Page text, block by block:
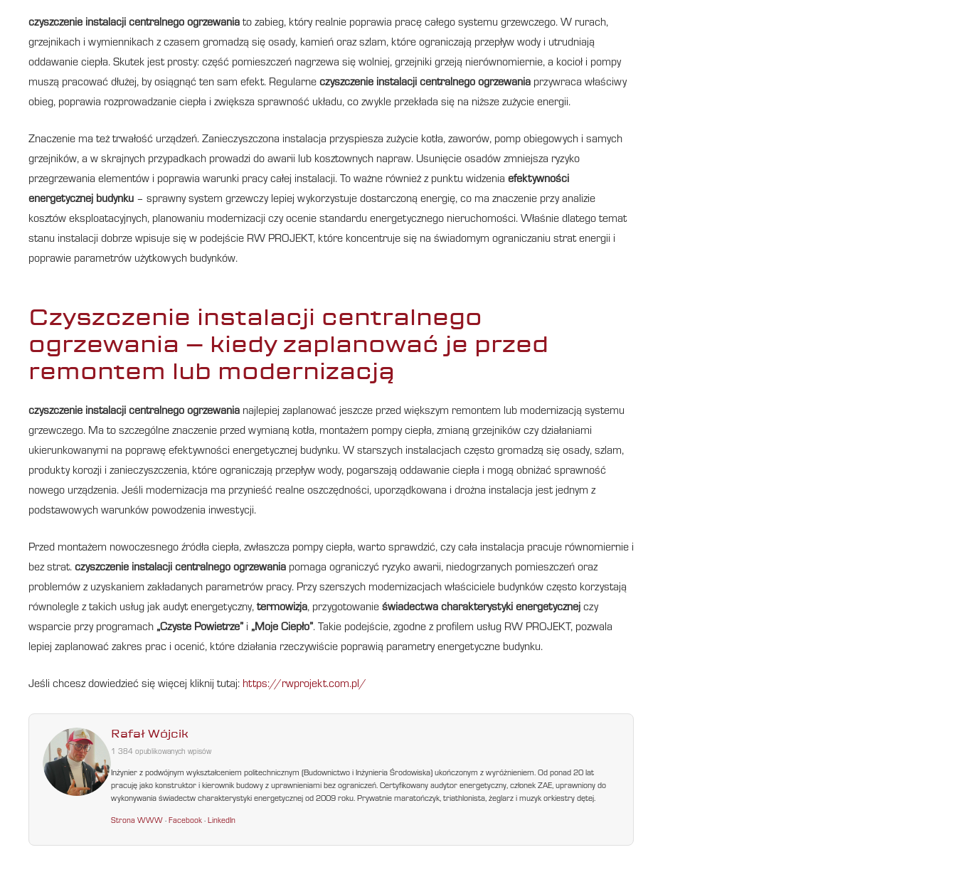
czyszczenie instalacji centralnego ogrzewania to zabieg, który realnie poprawia pracę całego systemu grzewczego. W rurach,
grzejnikach i wymiennikach z czasem gromadzą się osady, kamień oraz szlam, które ograniczają przepływ wody i utrudniają
oddawanie ciepła. Skutek jest prosty: część pomieszczeń nagrzewa się wolniej, grzejniki grzeją nierównomiernie, a kocioł i pompy
muszą pracować dłużej, by osiągnąć ten sam efekt. Regularne czyszczenie instalacji centralnego ogrzewania przywraca właściwy
obieg, poprawia rozprowadzanie ciepła i zwiększa sprawność układu, co zwykle przekłada się na niższe zużycie energii.
Znaczenie ma też trwałość urządzeń. Zanieczyszczona instalacja przyspiesza zużycie kotła, zaworów, pomp obiegowych i samych
grzejników, a w skrajnych przypadkach prowadzi do awarii lub kosztownych napraw. Usunięcie osadów zmniejsza ryzyko
przegrzewania elementów i poprawia warunki pracy całej instalacji. To ważne również z punktu widzenia efektywności
energetycznej budynku – sprawny system grzewczy lepiej wykorzystuje dostarczoną energię, co ma znaczenie przy analizie
kosztów eksploatacyjnych, planowaniu modernizacji czy ocenie standardu energetycznego nieruchomości. Właśnie dlatego temat
stanu instalacji dobrze wpisuje się w podejście RW PROJEKT, które koncentruje się na świadomym ograniczaniu strat energii i
poprawie parametrów użytkowych budynków.
Czyszczenie instalacji centralnego
ogrzewania – kiedy zaplanować je przed
remontem lub modernizacją
czyszczenie instalacji centralnego ogrzewania najlepiej zaplanować jeszcze przed większym remontem lub modernizacją systemu
grzewczego. Ma to szczególne znaczenie przed wymianą kotła, montażem pompy ciepła, zmianą grzejników czy działaniami
ukierunkowanymi na poprawę efektywności energetycznej budynku. W starszych instalacjach często gromadzą się osady, szlam,
produkty korozji i zanieczyszczenia, które ograniczają przepływ wody, pogarszają oddawanie ciepła i mogą obniżać sprawność
nowego urządzenia. Jeśli modernizacja ma przynieść realne oszczędności, uporządkowana i drożna instalacja jest jednym z
podstawowych warunków powodzenia inwestycji.
Przed montażem nowoczesnego źródła ciepła, zwłaszcza pompy ciepła, warto sprawdzić, czy cała instalacja pracuje równomiernie i
bez strat. czyszczenie instalacji centralnego ogrzewania pomaga ograniczyć ryzyko awarii, niedogrzanych pomieszczeń oraz
problemów z uzyskaniem zakładanych parametrów pracy. Przy szerszych modernizacjach właściciele budynków często korzystają
równolegle z takich usług jak audyt energetyczny, termowizja, przygotowanie świadectwa charakterystyki energetycznej czy
wsparcie przy programach „Czyste Powietrze” i „Moje Ciepło”. Takie podejście, zgodne z profilem usług RW PROJEKT, pozwala
lepiej zaplanować zakres prac i ocenić, które działania rzeczywiście poprawią parametry energetyczne budynku.
Jeśli chcesz dowiedzieć się więcej kliknij tutaj: https://rwprojekt.com.pl/
Rafał Wójcik
1 384 opublikowanych wpisów
Inżynier z podwójnym wykształceniem politechnicznym (Budownictwo i Inżynieria Środowiska) ukończonym z wyróżnieniem. Od ponad 20 lat
pracuję jako konstruktor i kierownik budowy z uprawnieniami bez ograniczeń. Certyfikowany audytor energetyczny, członek ZAE, uprawniony do
wykonywania świadectw charakterystyki energetycznej od 2009 roku. Prywatnie maratończyk, triathlonista, żeglarz i muzyk orkiestry dętej.
Strona WWW ·Facebook ·LinkedIn